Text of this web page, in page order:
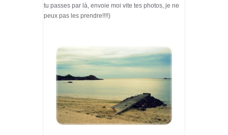
tu passes par là, envoie moi vite tes photos, je ne
peux pas les prendre!!!!)